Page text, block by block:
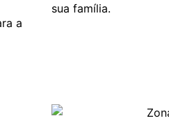
a
sua família.